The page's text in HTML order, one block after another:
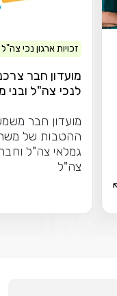
זכויות ארגון נכי צה"ל
מועדון חבר
לנכי צה"ל
מועדון חבר
ההטבות של
גמלאי צה"ל
צה"ל